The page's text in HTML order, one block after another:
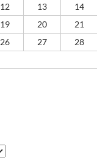
12 13 14
19 20 21
26 27 28